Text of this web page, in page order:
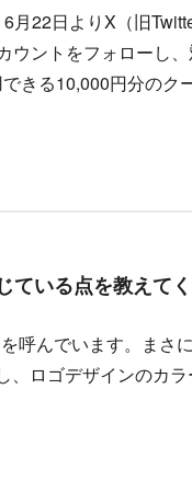
22日よりX（旧
ウントをフォローし
きる10,000円分のク
いる点を教えてく
呼んでいます。まさ
、ロゴデザインのカ